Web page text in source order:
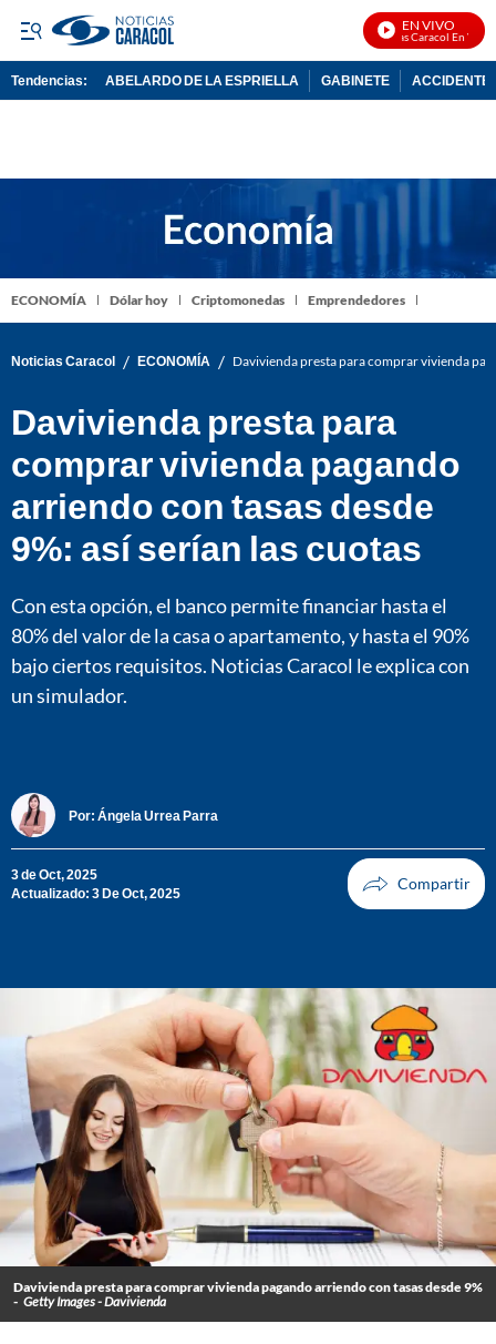
EN VIVO
Noticias Caracol En Vivo
Tendencias: ABELARDO DE LA ESPRIELLA GABINETE ACCIDENTE
ECONOMÍA Dólar hoy Criptomonedas Emprendedores
Noticias Caracol / ECONOMÍA / Davivienda presta para comprar vivienda
Davivienda presta para
comprar vivienda pagando
arriendo con tasas desde
9%: así serían las cuotas
Con esta opción, el banco permite financiar hasta el
80% del valor de la casa o apartamento, y hasta el 90%
bajo ciertos requisitos. Noticias Caracol le explica con
un simulador.
Por: Ángela Urrea Parra
3 de Oct, 2025
Actualizado: 3 De Oct, 2025
Davivienda presta para comprar vivienda pagando arriendo con tasas desde 9%
- Getty Images - Davivienda